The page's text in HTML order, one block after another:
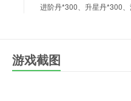
进阶丹*300、升星丹*300
游戏截图